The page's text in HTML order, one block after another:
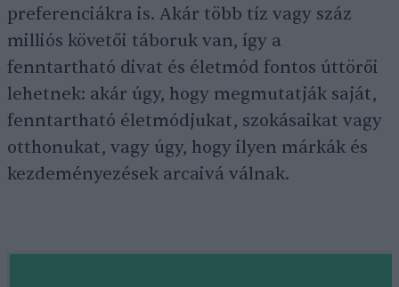
preferenciákra is. Akár több tíz vagy száz
milliós követői táboruk van, így a
fenntartható divat és életmód fontos úttörői
lehetnek: akár úgy, hogy megmutatják saját,
fenntartható életmódjukat, szokásaikat vagy
otthonukat, vagy úgy, hogy ilyen márkák és
kezdeményezések arcaivá válnak.